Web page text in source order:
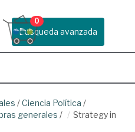
Busqueda avanzada
0
/Ciencia Política /
generales /
Strategy in